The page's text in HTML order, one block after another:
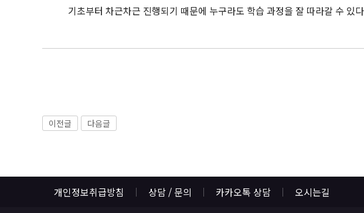
기초부터 차근차근 진행되기 때문에 누구라도 학습 과정을 잘 따라갈 수
이전글 다음글
개인정보취급방침 상담 / 문의 카카오톡 상담 오시는길